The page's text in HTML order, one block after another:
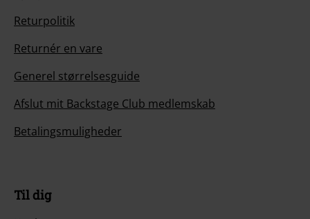
Returpolitik
Returnér en vare
Generel størrelsesguide
Afslut mit Backstage Club medlemskab
Betalingsmuligheder
Til dig